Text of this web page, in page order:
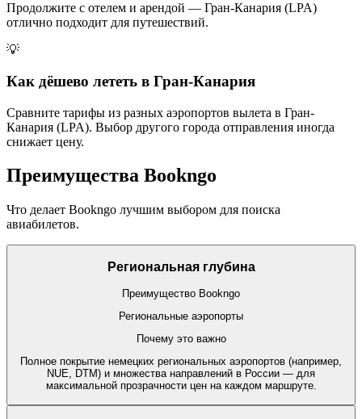
Продолжите с отелем и арендой — Гран-Канария (LPA)
отлично подходит для путешествий.
💡
Как дёшево лететь в Гран-Канария
Сравните тарифы из разных аэропортов вылета в Гран-
Канария (LPA). Выбор другого города отправления иногда
снижает цену.
Преимущества Bookngo
Что делает Bookngo лучшим выбором для поиска
авиабилетов.
Региональная глубина
Преимущество Bookngo
Региональные аэропорты
Почему это важно
Полное покрытие немецких региональных аэропортов (например,
NUE, DTM) и множества направлений в России — для
максимальной прозрачности цен на каждом маршруте.